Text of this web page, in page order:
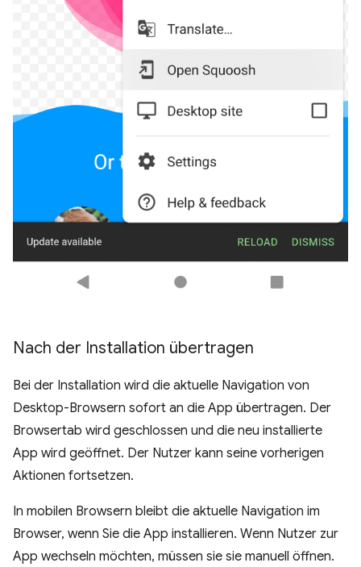
Nach der Installation übertragen
Bei der Installation wird die aktuelle Navigation von
Desktop-Browsern sofort an die App übertragen. Der
Browsertab wird geschlossen und die neu installierte
App wird geöffnet. Der Nutzer kann seine vorherigen
Aktionen fortsetzen.
In mobilen Browsern bleibt die aktuelle Navigation im
Browser, wenn Sie die App installieren. Wenn Nutzer zur
App wechseln möchten, müssen sie sie manuell öffnen.